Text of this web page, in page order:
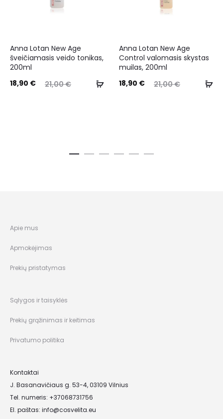
Anna Lotan New Age
šveičiamasis veido tonikas,
200ml
21,00€
18,90 €
Anna Lotan New Age
Control valomasis skystas
muilas, 200ml
21,00€
18,90 €
Apie mus
Apmokėjimas
Prekių pristatymas
Sąlygos ir taisyklės
Prekių grąžinimas ir keitimas
Privatumo politika
Kontaktai
J. Basanavičiaus g. 53-4, 03109 Vilnius
Tel. numeris: +37068731756
El. paštas: info@cosvelita.eu